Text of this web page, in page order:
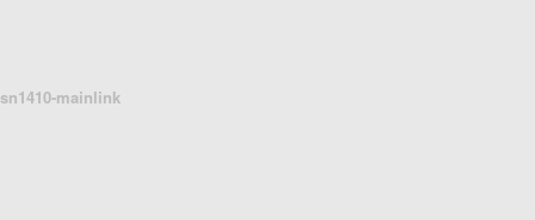
sn1410-mainlink